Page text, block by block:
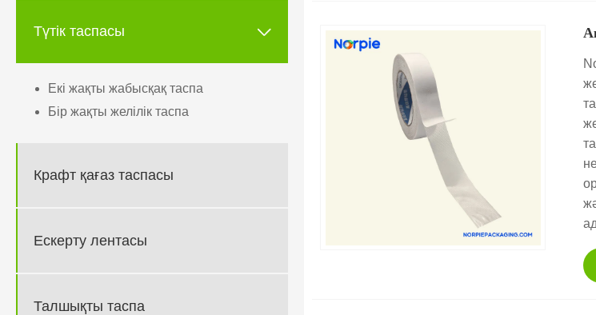
Түтік таспасы 
Екі жақты жабысқақ таспа
Бір жақты желілік таспа
Крафт қағаз таспасы
Ескерту лентасы
Талшықты таспа